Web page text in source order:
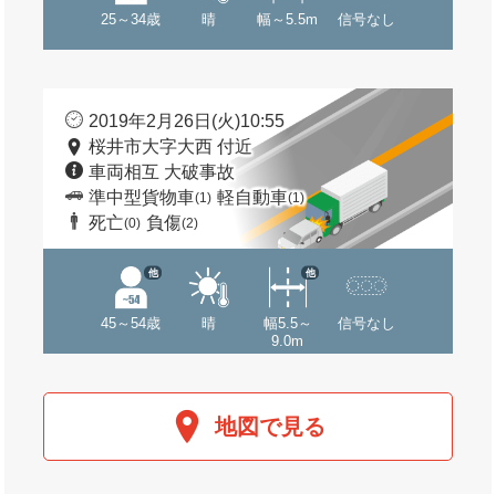
25～34歳 晴 幅～5.5m 信号なし
2019年2月26日(火)10:55
桜井市大字大西 付近
車両相互 大破事故
準中型貨物車(1) 軽自動車(1)
死亡(0) 負傷(2)
45～54歳
他
晴
幅5.5～
9.0m
他
信号なし
地図で見る